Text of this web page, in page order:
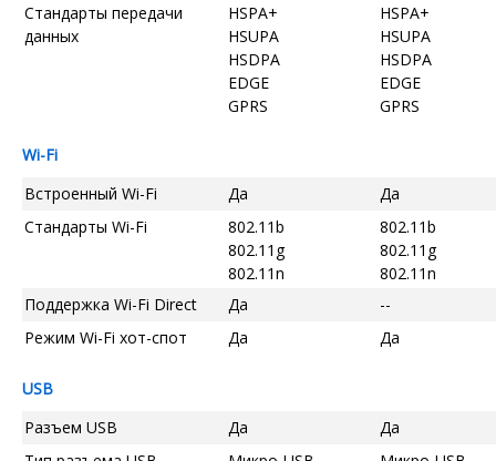
Стандарты передачи
данных
HSPA+
HSUPA
HSDPA
EDGE
GPRS
HSPA+
HSUPA
HSDPA
EDGE
GPRS
Wi-Fi
Встроенный Wi-Fi
Да
Да
Стандарты Wi-Fi
802.11b
802.11g
802.11n
802.11b
802.11g
802.11n
Поддержка Wi-Fi Direct
Да
--
Режим Wi-Fi хот-спот
Да Да
USB
Разъем USB
Да
Да